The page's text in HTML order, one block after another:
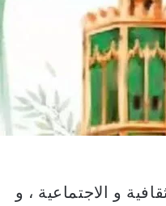
و الاجتماعية ، و